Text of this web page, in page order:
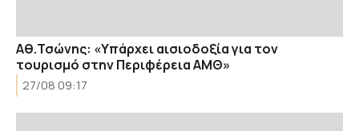
Αθ.Τσώνης: «Υπάρχει αισιοδοξία για τον
τουρισμό στην Περιφέρεια ΑΜΘ»
27/08 09:17